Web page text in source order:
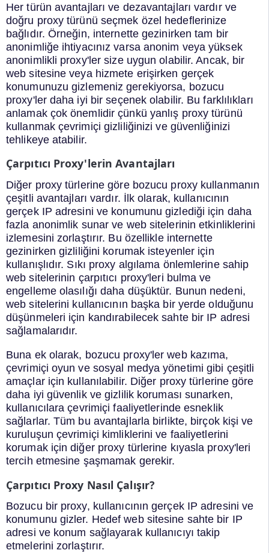
Her türün avantajları ve dezavantajları vardır ve
doğru proxy türünü seçmek özel hedeflerinize
bağlıdır. Örneğin, internette gezinirken tam bir
anonimliğe ihtiyacınız varsa anonim veya yüksek
anonimlikli proxy'ler size uygun olabilir. Ancak, bir
web sitesine veya hizmete erişirken gerçek
konumunuzu gizlemeniz gerekiyorsa, bozucu
proxy'ler daha iyi bir seçenek olabilir. Bu farklılıkları
anlamak çok önemlidir çünkü yanlış proxy türünü
kullanmak çevrimiçi gizliliğinizi ve güvenliğinizi
tehlikeye atabilir.
Çarpıtıcı Proxy'lerin Avantajları
Diğer proxy türlerine göre bozucu proxy kullanmanın
çeşitli avantajları vardır. İlk olarak, kullanıcının
gerçek IP adresini ve konumunu gizlediği için daha
fazla anonimlik sunar ve web sitelerinin etkinliklerini
izlemesini zorlaştırır. Bu özellikle internette
gezinirken gizliliğini korumak isteyenler için
kullanışlıdır. Sıkı proxy algılama önlemlerine sahip
web sitelerinin çarpıtıcı proxy'leri bulma ve
engelleme olasılığı daha düşüktür. Bunun nedeni,
web sitelerini kullanıcının başka bir yerde olduğunu
düşünmeleri için kandırabilecek sahte bir IP adresi
sağlamalarıdır.
Buna ek olarak, bozucu proxy'ler web kazıma,
çevrimiçi oyun ve sosyal medya yönetimi gibi çeşitli
amaçlar için kullanılabilir. Diğer proxy türlerine göre
daha iyi güvenlik ve gizlilik koruması sunarken,
kullanıcılara çevrimiçi faaliyetlerinde esneklik
sağlarlar. Tüm bu avantajlarla birlikte, birçok kişi ve
kuruluşun çevrimiçi kimliklerini ve faaliyetlerini
korumak için diğer proxy türlerine kıyasla proxy'leri
tercih etmesine şaşmamak gerekir.
Çarpıtıcı Proxy Nasıl Çalışır?
Bozucu bir proxy, kullanıcının gerçek IP adresini ve
konumunu gizler. Hedef web sitesine sahte bir IP
adresi ve konum sağlayarak kullanıcıyı takip
etmelerini zorlaştırır.